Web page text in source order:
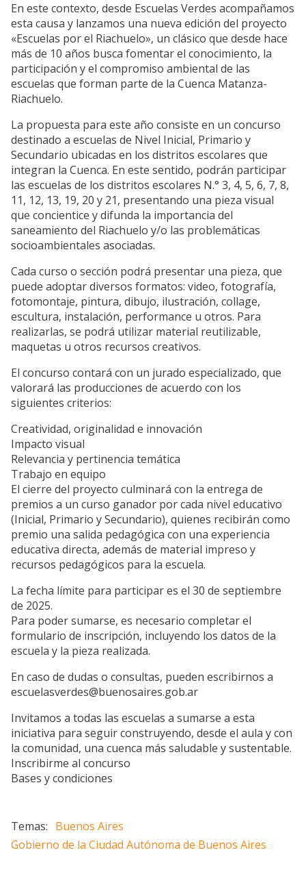
En este contexto, desde Escuelas Verdes acompañamos
esta causa y lanzamos una nueva edición del proyecto
«Escuelas por el Riachuelo», un clásico que desde hace
más de 10 años busca fomentar el conocimiento, la
participación y el compromiso ambiental de las
escuelas que forman parte de la Cuenca Matanza-
Riachuelo.
La propuesta para este año consiste en un concurso
destinado a escuelas de Nivel Inicial, Primario y
Secundario ubicadas en los distritos escolares que
integran la Cuenca. En este sentido, podrán participar
las escuelas de los distritos escolares N.° 3, 4, 5, 6, 7, 8,
11, 12, 13, 19, 20 y 21, presentando una pieza visual
que concientice y difunda la importancia del
saneamiento del Riachuelo y/o las problemáticas
socioambientales asociadas.
Cada curso o sección podrá presentar una pieza, que
puede adoptar diversos formatos: video, fotografía,
fotomontaje, pintura, dibujo, ilustración, collage,
escultura, instalación, performance u otros. Para
realizarlas, se podrá utilizar material reutilizable,
maquetas u otros recursos creativos.
El concurso contará con un jurado especializado, que
valorará las producciones de acuerdo con los
siguientes criterios:
Creatividad, originalidad e innovación
Impacto visual
Relevancia y pertinencia temática
Trabajo en equipo
El cierre del proyecto culminará con la entrega de
premios a un curso ganador por cada nivel educativo
(Inicial, Primario y Secundario), quienes recibirán como
premio una salida pedagógica con una experiencia
educativa directa, además de material impreso y
recursos pedagógicos para la escuela.
La fecha límite para participar es el 30 de septiembre
de 2025.
Para poder sumarse, es necesario completar el
formulario de inscripción, incluyendo los datos de la
escuela y la pieza realizada.
En caso de dudas o consultas, pueden escribirnos a
escuelasverdes@buenosaires.gob.ar
Invitamos a todas las escuelas a sumarse a esta
iniciativa para seguir construyendo, desde el aula y con
la comunidad, una cuenca más saludable y sustentable.
Inscribirme al concurso
Bases y condiciones
Buenos Aires
Gobierno de la Ciudad Autónoma de Buenos Aires